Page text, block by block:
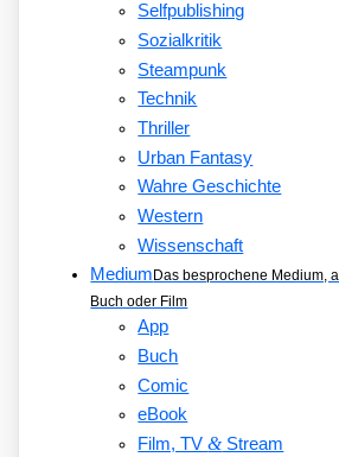
Selfpublishing
Sozialkritik
Steampunk
Technik
Thriller
Urban Fantasy
Wahre Geschichte
Western
Wissenschaft
Medium Das besprochene Medium,
Buch oder Film
App
Buch
Comic
eBook
Film, TV&Stream